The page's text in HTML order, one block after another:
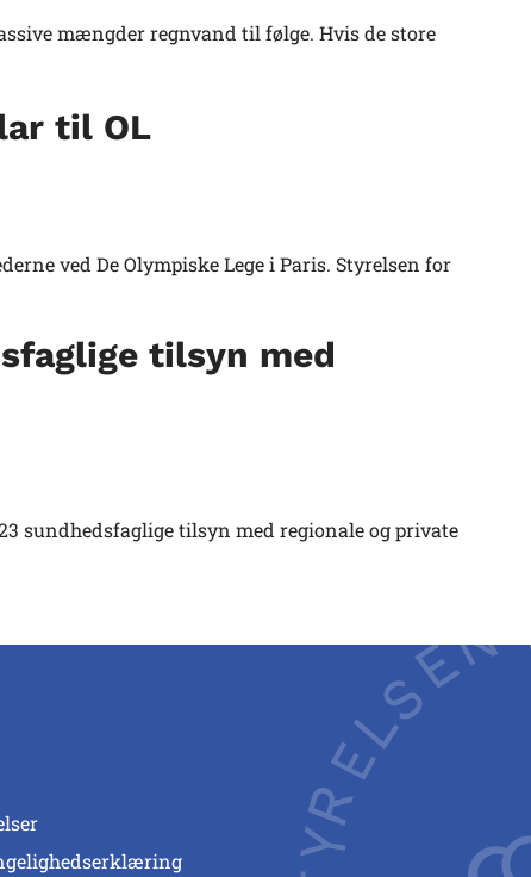
mængder regnvand til følge. Hvis de store
til OL
ved De Olympiske Lege i Paris. Styrelsen for
tilsyn med
sundhedsfaglige tilsyn med regionale og private